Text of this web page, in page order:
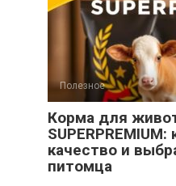
Полезное
Корма для
качество и
питомца